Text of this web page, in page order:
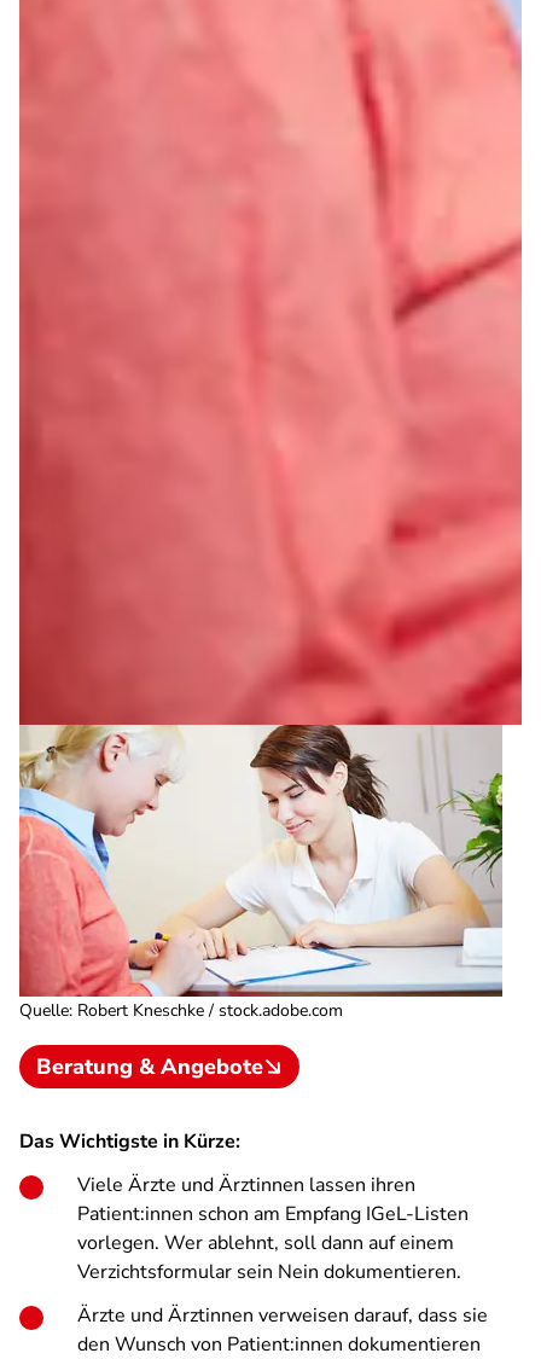
Quelle: Robert Kneschke / stock.adobe.com
Beratung & Angebote
Das Wichtigste in Kürze:
Viele Ärzte und Ärztinnen lassen ihren
Patient:innen schon am Empfang IGeL-Listen
vorlegen. Wer ablehnt, soll dann auf einem
Verzichtsformular sein Nein dokumentieren.
Ärzte und Ärztinnen verweisen darauf, dass sie
den Wunsch von Patient:innen dokumentieren